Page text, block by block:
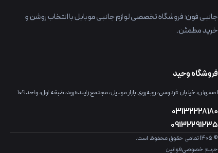
جانبی فون؛ فروشگاه تخصصی لوازم جانبی موبایل با انتخاب روشن و
خرید مطمئن.
فروشگاه وحید
اصفهان، خیابان فردوسی، روبه‌روی بازار موبایل، مجتمع زاینده‌رود، طبقه اول، واحد ۱۰۹
03132228180
09132291235
© 1405 تمامی حقوق محفوظ است.
حریم خصوصیقوانین